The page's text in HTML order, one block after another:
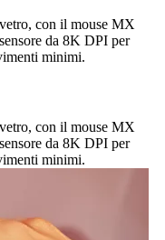
con il mouse MX
da 8K DPI per
minimi.
con il mouse MX
da 8K DPI per
minimi.